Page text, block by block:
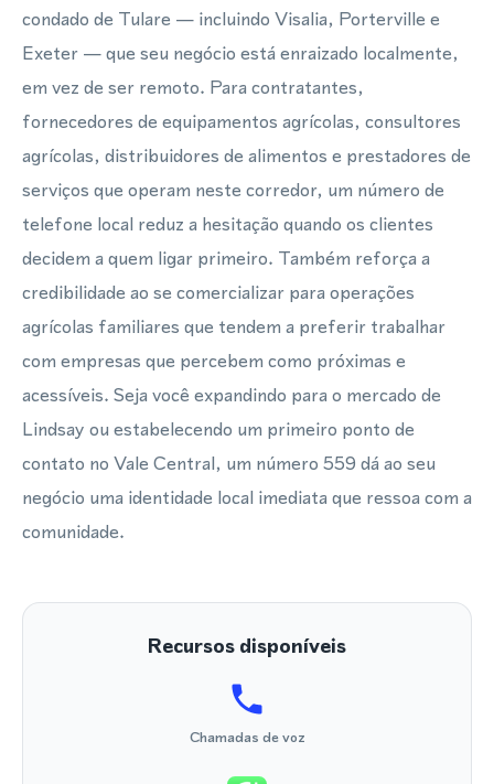
condado de Tulare — incluindo Visalia, Porterville e
Exeter — que seu negócio está enraizado localmente,
em vez de ser remoto. Para contratantes,
fornecedores de equipamentos agrícolas, consultores
agrícolas, distribuidores de alimentos e prestadores de
serviços que operam neste corredor, um número de
telefone local reduz a hesitação quando os clientes
decidem a quem ligar primeiro. Também reforça a
credibilidade ao se comercializar para operações
agrícolas familiares que tendem a preferir trabalhar
com empresas que percebem como próximas e
acessíveis. Seja você expandindo para o mercado de
Lindsay ou estabelecendo um primeiro ponto de
contato no Vale Central, um número 559 dá ao seu
negócio uma identidade local imediata que ressoa com a
comunidade.
Recursos disponíveis
Chamadas de voz